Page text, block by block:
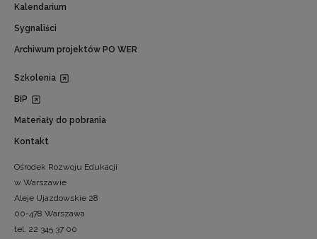
Kalendarium
Sygnaliści
Archiwum projektów PO WER
Szkolenia
BIP
Materiały do pobrania
Kontakt
Ośrodek Rozwoju Edukacji
w Warszawie
Aleje Ujazdowskie 28
00-478 Warszawa
tel. 22 345 37 00